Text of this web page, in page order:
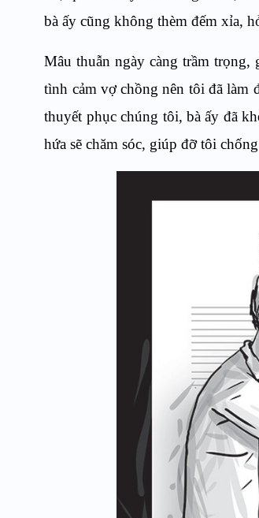
bà ấy cũng không thèm đếm xỉa,
Mâu thuẫn ngày càng trầm
tình cảm vợ chồng nên tôi đã làm
thuyết phục chúng tôi, bà ấy đã
hứa sẽ chăm sóc, giúp đỡ tôi